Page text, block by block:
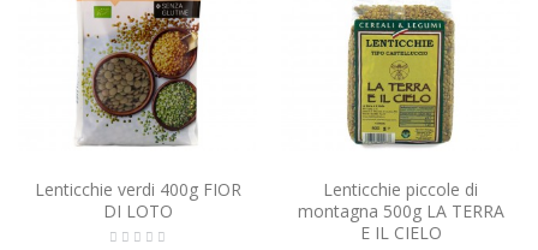
Lenticchie verdi 400g FIOR
DI LOTO
Lenticchie piccole di
montagna 500g LA TERRA
E IL CIELO